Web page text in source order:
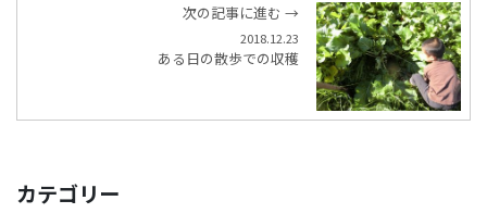
次の記事に進む →
2018.12.23
ある日の散歩での収穫
カテゴリー